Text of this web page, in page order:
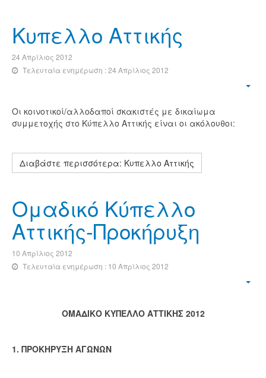
Κυπελλο Αττικής
24 Απρίλιος 2012
Τελευταία ενημέρωση : 24 Απρίλιος 2012
Οι κοινοτικοί/αλλοδαποί σκακιστές με δικαίωμα
συμμετοχής στο Κύπελλο Αττικής είναι οι ακόλουθοι:
Διαβάστε περισσότερα: Κυπελλο Αττικής
Ομαδικό Κύπελλο
Αττικής-Προκήρυξη
10 Απρίλιος 2012
Τελευταία ενημέρωση : 10 Απρίλιος 2012
ΟΜΑΔΙΚΟ ΚΥΠΕΛΛΟ ΑΤΤΙΚΗΣ 2012
1. ΠΡΟΚΗΡΥΞΗ ΑΓΩΝΩΝ